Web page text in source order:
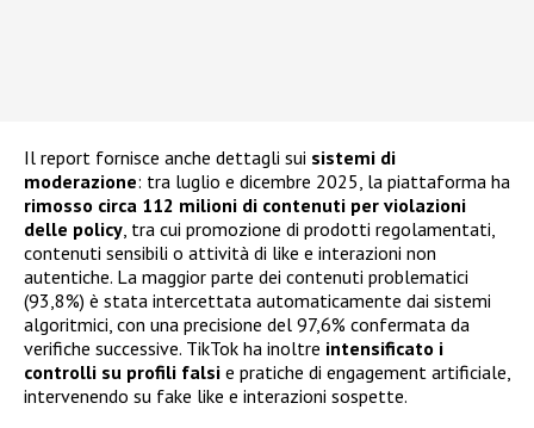
Il report fornisce anche dettagli sui sistemi di
moderazione: tra luglio e dicembre 2025, la piattaforma ha
rimosso circa 112 milioni di contenuti per violazioni
delle policy , tra cui promozione di prodotti regolamentati,
contenuti sensibili o attività di like e interazioni non
autentiche. La maggior parte dei contenuti problematici
(93,8%) è stata intercettata automaticamente dai sistemi
algoritmici, con una precisione del 97,6% confermata da
verifiche successive. TikTok ha inoltre intensificato i
controlli su profili falsi e pratiche di engagement artificiale,
intervenendo su fake like e interazioni sospette.